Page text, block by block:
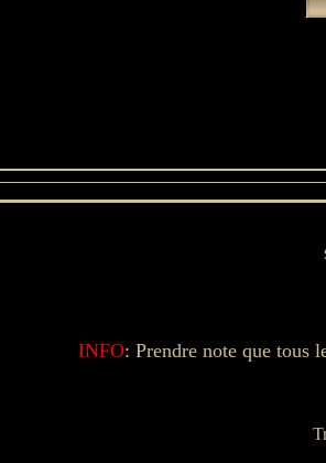
INFO: Prendre note que tous